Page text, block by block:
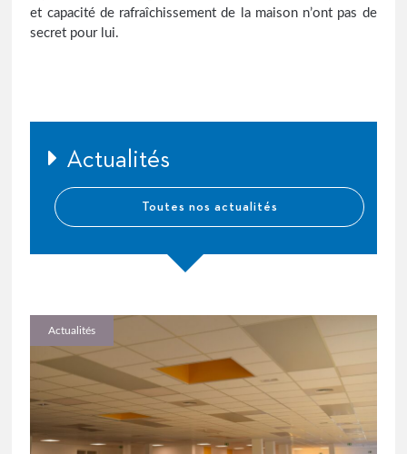
et capacité de rafraîchissement de la maison n’ont pas de
secret pour lui.
Actualités
Toutes nos actualités
Actualités